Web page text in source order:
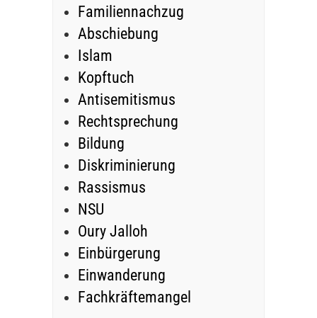
Familiennachzug
Abschiebung
Islam
Kopftuch
Antisemitismus
Rechtsprechung
Bildung
Diskriminierung
Rassismus
NSU
Oury Jalloh
Einbürgerung
Einwanderung
Fachkräftemangel